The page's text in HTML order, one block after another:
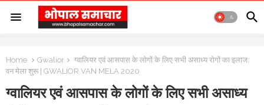
Home Gwalior
ग्वालियर एवं आसपास के लोगों के लिए सभी असाध्य रोगों का इलाज:
वन मेला शुरू | GWALIOR VAN MELA 2020
ग्वालियर एवं आसपास के लोगों के लिए सभी असाध्य